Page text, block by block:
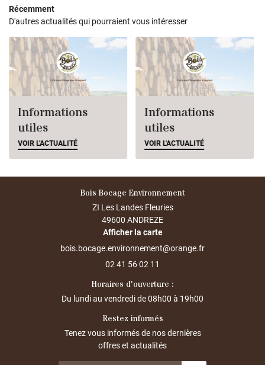
Récemment
D'autres actualités qui pourraient vous intéresser
Informations
utiles
VOIR L'ACTUALITÉ
Informations
utiles
VOIR L'ACTUALITÉ
Bois Bocage Environnement
ZI Les Landes Fleuries
49600 ANDREZE
Afficher la carte
02 41 56 02 11
Horaires d'ouverture :
Du lundi au vendredi de08h00 à 19h00
Restez informés
Tenez vous informés de nos dernières
offres et actualités